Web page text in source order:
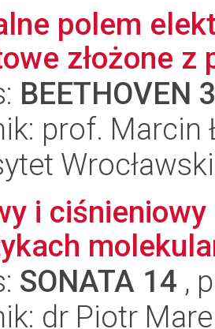
polem
złożone
BEETHOVEN
prof. Marcin
i
SONATA 14 ,
dr Piotr